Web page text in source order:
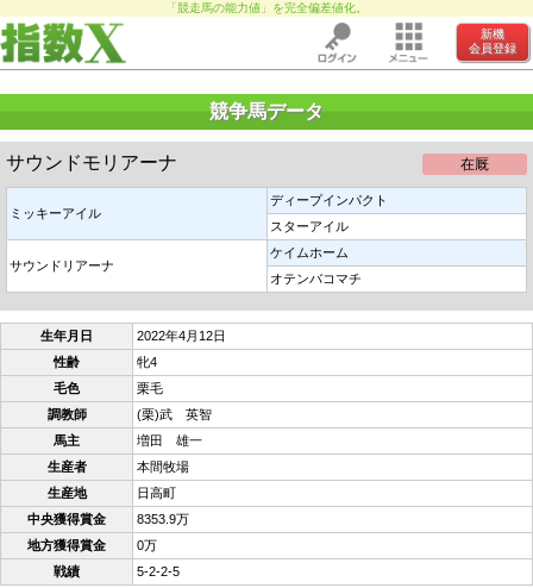
「競走馬の能力値」を完全偏差値化。
新機
会員登録
競争馬データ
サウンドモリアーナ 在厩
ミッキーアイル
ディープインパクト
スターアイル
サウンドリアーナ
ケイムホーム
オテンバコマチ
生年月日
2022年4月12日
性齢
牝4
毛色
栗毛
調教師
(栗)武 英智
馬主
増田 雄一
生産者
本間牧場
生産地
日高町
中央獲得賞金
8353.9万
地方獲得賞金
0万
戦績
5-2-2-5